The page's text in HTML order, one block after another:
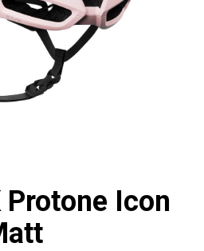
Protone Icon